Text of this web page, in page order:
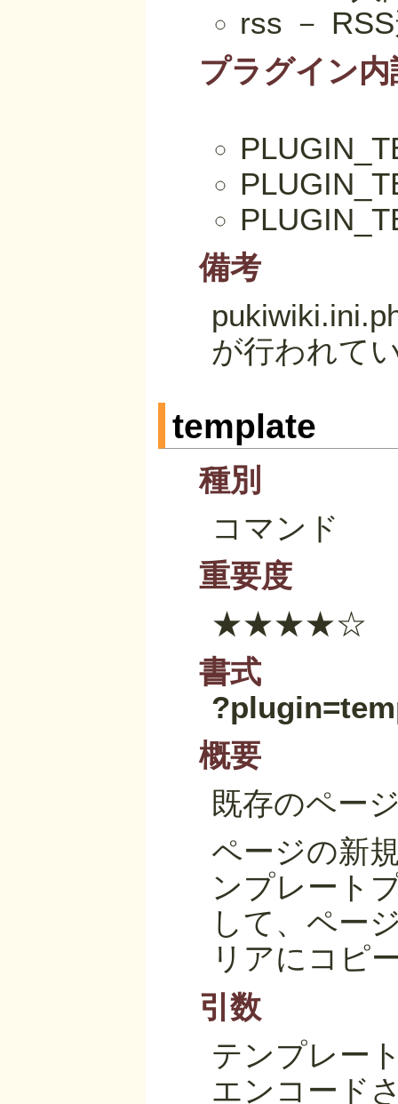
rss －
プラグイン内
備考
が行われて
template
種別
コマンド
重要度
★★★★☆
書式
概要
既存のペー
ページの新
ンプレート
して、ペー
リアにコピ
引数
テンプレー
エンコード